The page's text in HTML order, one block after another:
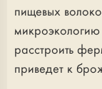
пищевых
микроэкологию
расстроить
приведет к